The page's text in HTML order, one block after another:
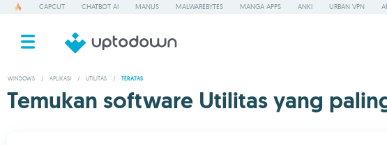
CAPCUT CHATBOT AI MANUS MALWAREBYTES MANGA APPS ANKI URBAN VPN
WINDOWS / APLIKASI / UTILITAS / TERATAS
Temukan software Utilitas yang